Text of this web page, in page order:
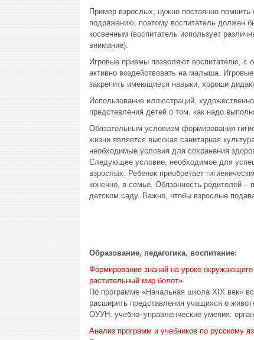
Пример взрослых, нужно постоянно
подражанию, поэтому воспитатель должен
косвенным (воспитатель использует
внимание).
Игровые приемы позволяют воспитателю, с
активно воздействовать на малыша.
закрепить имеющиеся навыки, хороши
Использование иллюстраций,
представления детей о том, как надо
Обязательным условием формирования
жизни является высокая санитарная
необходимые условия для сохранения
Следующее условие, необходимое для
взрослых. Ребенок приобретает
конечно, в семье. Обязанность родителей –
детском саду. Важно, чтобы взрослые
Образование, педагогика, воспитание:
Формирование знаний на уроке
растительный мир болот»
По программе «Начальная школа XIX век»
расширить представления учащихся о
ОУУН: учебно–управленческие умения:
Анализ программ и учебников по русскому